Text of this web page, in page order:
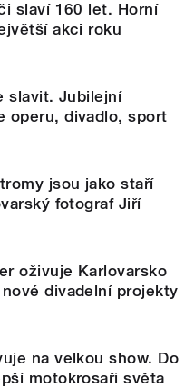
slaví 160 let. Horní
akci roku
slavit. Jubilejní
operu, divadlo, sport
jsou jako staří
fotograf Jiří
oživuje Karlovarsko
divadelní projekty
na velkou show. Do
motokrosaři světa